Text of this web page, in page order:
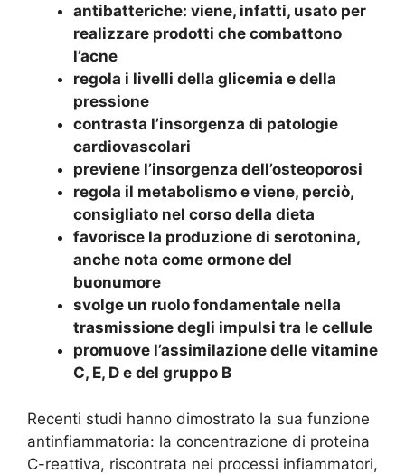
antibatteriche: viene, infatti, usato per
realizzare prodotti che combattono
l’acne
regola i livelli della glicemia e della
pressione
contrasta l’insorgenza di patologie
cardiovascolari
previene l’insorgenza dell’osteoporosi
regola il metabolismo e viene, perciò,
consigliato nel corso della dieta
favorisce la produzione di serotonina,
anche nota come ormone del
buonumore
svolge un ruolo fondamentale nella
trasmissione degli impulsi tra le cellule
promuove l’assimilazione delle vitamine
C, E, D e del gruppo B
Recenti studi hanno dimostrato la sua funzione
antinfiammatoria: la concentrazione di proteina
C-reattiva, riscontrata nei processi infiammatori,